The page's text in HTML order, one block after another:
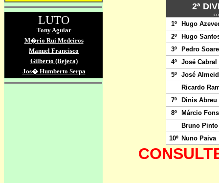
2ª
1º
Hugo
2º
Hugo
3º
Pedro
4º
José Cabral
5º
José
Ricardo
7º
Dinis Abreu
8º
Márcio
Bruno
10º Nuno Paiva